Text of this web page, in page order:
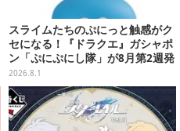
スライムたちのぷにっと触感がク
セになる！『ドラクエ』ガシャポ
ン「ぷにぷにし隊」が8月第2週発
売―全4種ではぐれメタルは固め
2026.8.1